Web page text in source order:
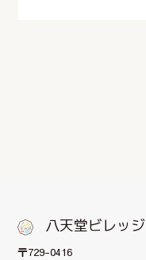
八天堂ビレッジ
〒729-0416